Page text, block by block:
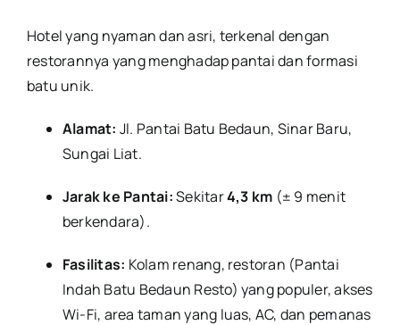
Hotel yang nyaman dan asri, terkenal dengan
restorannya yang menghadap pantai dan formasi
batu unik.
Alamat: Jl. Pantai Batu Bedaun, Sinar Baru,
Sungai Liat.
Jarak ke Pantai:Sekitar4,3 km (± 9 menit
berkendara).
Fasilitas: Kolam renang, restoran (Pantai
Indah Batu Bedaun Resto) yang populer, akses
Wi-Fi, area taman yang luas, AC, dan pemanas